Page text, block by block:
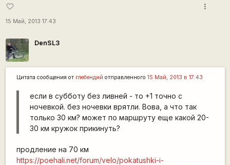
favorite_border
15 Май, 2013 17:43
more_vert
DenSL3
Цитата сообщения от глебендий отправленного 15 Май, 2013 в 17:43
если в субботу без ливней - то +1 точно c
ночевкой. без ночевки врятли. Вова, а что так
только 30 км? может по маршруту еще какой 20-
30 км кружок прикинуть?
продление на 70 км
https://poehali.net/forum/velo/pokatushki-i-